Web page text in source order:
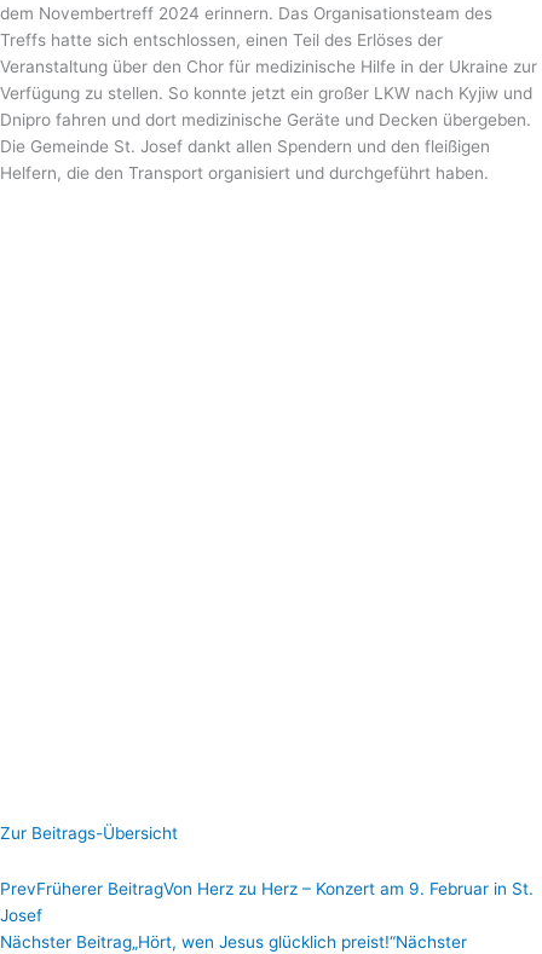
dem Novembertreff 2024 erinnern. Das Organisationsteam des
Treffs hatte sich entschlossen, einen Teil des Erlöses der
Veranstaltung über den Chor für medizinische Hilfe in der Ukraine zur
Verfügung zu stellen. So konnte jetzt ein großer LKW nach Kyjiw und
Dnipro fahren und dort medizinische Geräte und Decken übergeben.
Die Gemeinde St. Josef dankt allen Spendern und den fleißigen
Helfern, die den Transport organisiert und durchgeführt haben.
Zur Beitrags-Übersicht
PrevFrüherer BeitragVon Herz zu Herz – Konzert am 9. Februar in St.
Josef
Nächster Beitrag„Hört, wen Jesus glücklich preist!“Nächster